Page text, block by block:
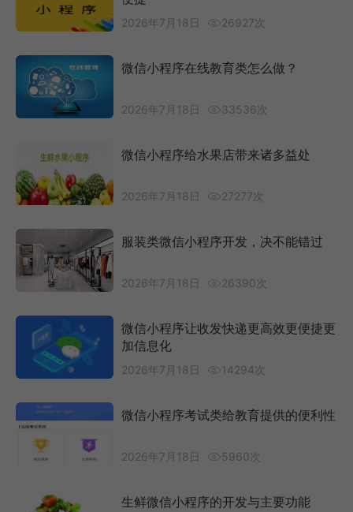
2026年7月18日 26927次
微信小程序在线教育类怎么做？
2026年7月18日 33536次
微信小程序给水果店带来诸多益处
2026年7月18日 27277次
服装类微信小程序开发，决不能错过
2026年7月18日 26390次
微信小程序让收发快递更高效更便捷更
加信息化
2026年7月18日 14294次
微信小程序考试类给教育提供的便利性
2026年7月18日 5960次
生鲜微信小程序的开发与主要功能